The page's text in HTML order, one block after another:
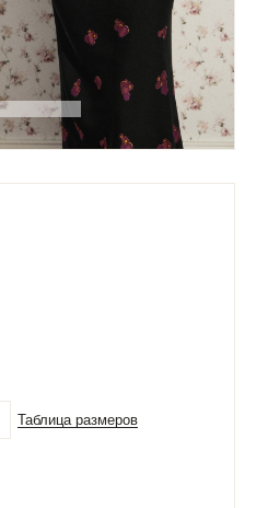
Таблица размеров